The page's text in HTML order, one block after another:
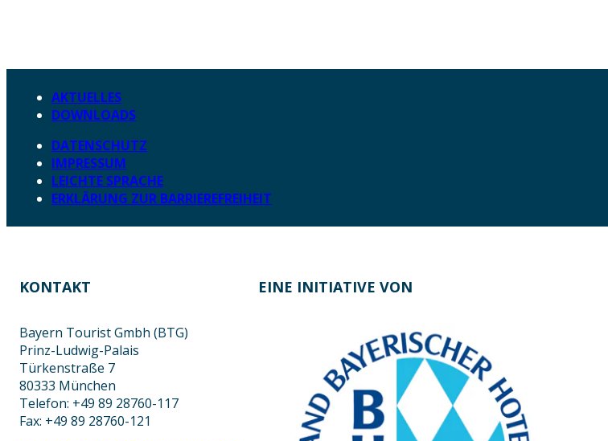
AKTUELLES
DOWNLOADS
DATENSCHUTZ
IMPRESSUM
LEICHTE SPRACHE
ERKLÄRUNG ZUR BARRIEREFREIHEIT
KONTAKT EINE INITIATIVE VON
Bayern Tourist Gmbh (BTG)
Prinz-Ludwig-Palais
Türkenstraße 7
80333 München
Telefon: +49 89 28760-117
Fax: +49 89 28760-121